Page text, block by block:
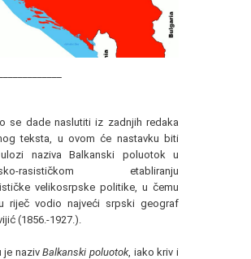
dade naslutiti iz zadnjih redaka
teksta, u ovom će nastavku biti
naziva Balkanski poluotok u
rasističkom etabliranju
velikosrpske politike, u čemu
riječ vodio najveći srpski geograf
(1856.-1927.).
je nazivBalkanski poluotok, iako kriv i